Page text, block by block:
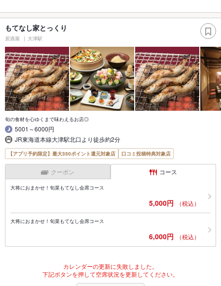
もてなし家とっくり
居酒屋 大津駅
旬の食材を心ゆくまで味わえるお店◎
5001～6000円
JR東海道本線大津駅北口より徒歩約2分
【アプリ予約限定】最大350ポイント還元対象店 口コミ投稿特典対象店
クーポン コース
大将におまかせ！旬菜もてなし会席コース
5,000円 （税込）
大将におまかせ！旬菜もてなし会席コース
6,000円 （税込）
カレンダーの更新に失敗しました。
下記ボタンを押して空席状況を更新してください。